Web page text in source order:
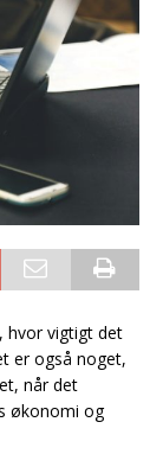
hvor vigtigt det
er også noget,
når det
økonomi og